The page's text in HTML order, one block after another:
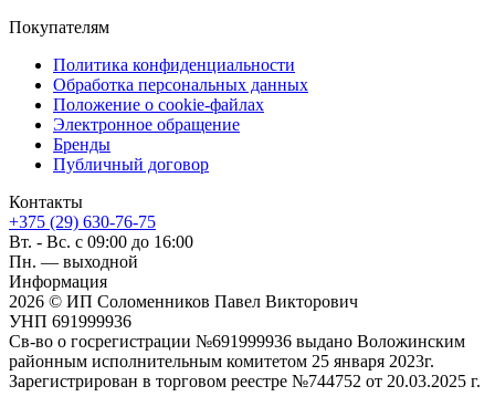
Покупателям
Политика конфиденциальности
Обработка персональных данных
Положение о cookie-файлах
Электронное обращение
Бренды
Публичный договор
Контакты
+375 (29) 630-76-75
Вт. - Вс. с 09:00 до 16:00
Пн. — выходной
Информация
2026 © ИП Соломенников Павел Викторович
УНП 691999936
Св-во о госрегистрации №691999936 выдано Воложинским
районным исполнительным комитетом 25 января 2023г.
Зарегистрирован в торговом реестре №744752 от 20.03.2025 г.